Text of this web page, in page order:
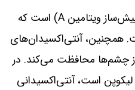
هندوانه زرد غنی از بتاکاروتن (پیش‌ساز ویتامین A) است که
همچنین، آنتی‌اکسیدان‌های
از چشم‌ها محافظت می‌کند. در
لیکوپن است، آنتی‌اکسیدانی